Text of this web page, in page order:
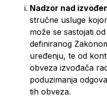
Nadzor nad
stručne usluge
može se sastojati
definiranog
uređenju, te od
obveza izvođača
poduzimanja
tih obveza.